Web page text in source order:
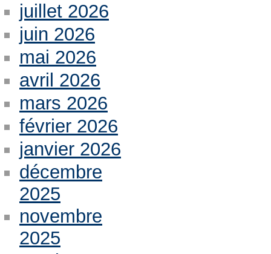
juillet 2026
juin 2026
mai 2026
avril 2026
mars 2026
février 2026
janvier 2026
décembre
2025
novembre
2025